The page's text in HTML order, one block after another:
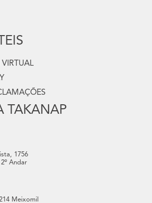
TAKANAP
1756
Andar
Meixomil